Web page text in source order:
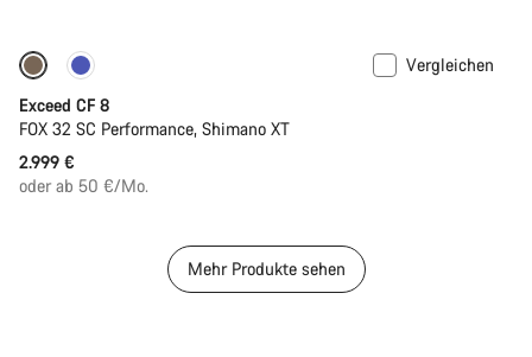
Neu
Vergleichen
Exceed CF 8
FOX 32 SC Performance, Shimano XT
2.999 €
oder ab 50 €/Mo.
Mehr Produkte sehen